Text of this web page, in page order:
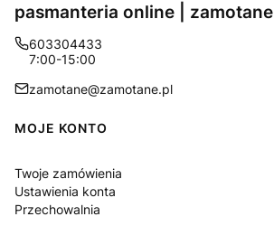
pasmanteria online | zamotane
603304433
7:00-15:00
zamotane@zamotane.pl
Linki w stopce
MOJE KONTO
Twoje zamówienia
Ustawienia konta
Przechowalnia